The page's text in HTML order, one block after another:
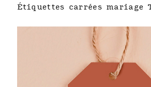
Étiquettes carrées mariage